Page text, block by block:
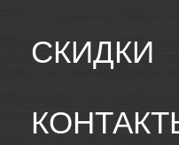
СКИДКИ